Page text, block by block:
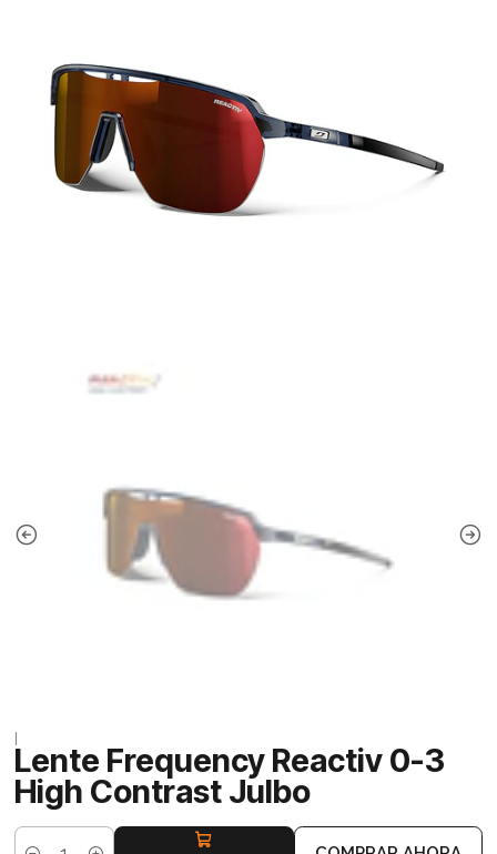
Lente Frequency Reactiv 0-3
High Contrast Julbo